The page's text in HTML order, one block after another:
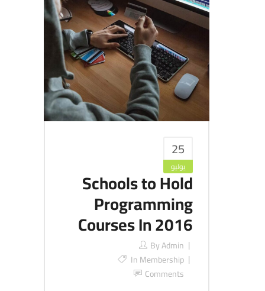
25
يوليو
Schools to Hold
Programming
Courses In 2016
ByAdmin
InMembership
Comments